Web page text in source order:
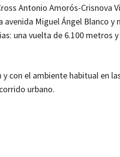
Antonio Amorós-Crisnova
avenida Miguel Ángel Blanco
una vuelta de 6.100 metros
con el ambiente habitual en
urbano.